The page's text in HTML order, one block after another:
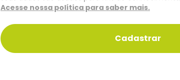
Acesse nossa política para saber mais.
Cadastrar